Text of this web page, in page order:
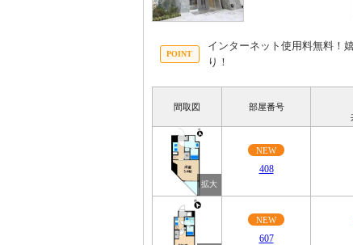
インターネット使用料無料！
り！
間取図 部屋番号
NEW
408
NEW
607